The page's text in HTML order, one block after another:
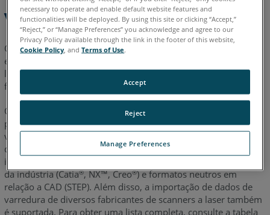
Visão geral
O BuildIT Databridges promove um fluxo de trabalho eficiente
entre os processos de medição e o software de engenharia,
lendo e salvando seu processo em dados CAD nativos de
formatos padrão da indústria.
O BuildIT Databridges fornecerá suporte à leitura direta de
peças e montagens CAD 3D para inspeção CAD para peça e
verificação de projeto. Os módulos nativos de interface CAD
do BuildIT permitem aos usuários importar dados GD&T
incorporados (PMI, FTA, DML) de vários formatos CAD padrão
da indústria (Catia®, NX™, Creo®) e formatos neutros em
relação a CAD (STEP). Além disso, a importação de dados de
varredura de diversos fabricantes de scanners a laser também
é suportada. Para obter uma lista completa, consulte a tabela
necessary to operate and enable default website features and
functionalities will be deployed. By using this site or clicking “Accept,”
“Reject,” or “Manage Preferences” you acknowledge and agree to our
Privacy Policy available through the link in the footer of this website,
Cookie Policy , andTerms of Use.
Manage Preferences
Reject
Accept